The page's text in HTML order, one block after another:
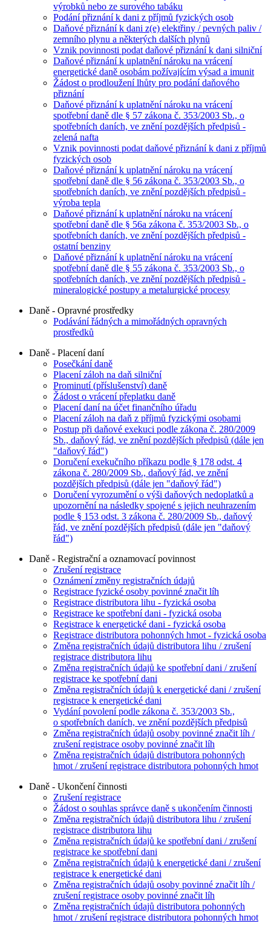
výrobků nebo ze surového tabáku
Podání přiznání k dani z příjmů fyzických osob
Daňové přiznání k dani z(e) elektřiny / pevných paliv /
zemního plynu a některých dalších plynů
Vznik povinnosti podat daňové přiznání k dani silniční
Daňové přiznání k uplatnění nároku na vrácení
energetické daně osobám požívajícím výsad a imunit
Žádost o prodloužení lhůty pro podání daňového
přiznání
Daňové přiznání k uplatnění nároku na vrácení
spotřební daně dle § 57 zákona č. 353/2003 Sb., o
spotřebních daních, ve znění pozdějších předpisů -
zelená nafta
Vznik povinnosti podat daňové přiznání k dani z příjmů
fyzických osob
Daňové přiznání k uplatnění nároku na vrácení
spotřební daně dle § 56 zákona č. 353/2003 Sb., o
spotřebních daních, ve znění pozdějších předpisů -
výroba tepla
Daňové přiznání k uplatnění nároku na vrácení
spotřební daně dle § 56a zákona č. 353/2003 Sb., o
spotřebních daních, ve znění pozdějších předpisů -
ostatní benziny
Daňové přiznání k uplatnění nároku na vrácení
spotřební daně dle § 55 zákona č. 353/2003 Sb., o
spotřebních daních, ve znění pozdějších předpisů -
mineralogické postupy a metalurgické procesy
Daně - Opravné prostředky
Podávání řádných a mimořádných opravných
prostředků
Daně - Placení daní
Posečkání daně
Placení záloh na daň silniční
Prominutí (příslušenství) daně
Žádost o vrácení přeplatku daně
Placení daní na účet finančního úřadu
Placení záloh na daň z příjmů fyzickými osobami
Postup při daňové exekuci podle zákona č. 280/2009
Sb., daňový řád, ve znění pozdějších předpisů (dále jen
"daňový řád")
Doručení exekučního příkazu podle § 178 odst. 4
zákona č. 280/2009 Sb., daňový řád, ve znění
pozdějších předpisů (dále jen "daňový řád")
Doručení vyrozumění o výši daňových nedoplatků a
upozornění na následky spojené s jejich neuhrazením
podle § 153 odst. 3 zákona č. 280/2009 Sb., daňový
řád, ve znění pozdějších předpisů (dále jen "daňový
řád")
Daně - Registrační a oznamovací povinnost
Zrušení registrace
Oznámení změny registračních údajů
Registrace fyzické osoby povinné značit líh
Registrace distributora lihu - fyzická osoba
Registrace ke spotřební dani - fyzická osoba
Registrace k energetické dani - fyzická osoba
Registrace distributora pohonných hmot - fyzická osoba
Změna registračních údajů distributora lihu / zrušení
registrace distributora lihu
Změna registračních údajů ke spotřební dani / zrušení
registrace ke spotřební dani
Změna registračních údajů k energetické dani / zrušení
registrace k energetické dani
Vydání povolení podle zákona č. 353/2003 Sb.,
o spotřebních daních, ve znění pozdějších předpisů
Změna registračních údajů osoby povinné značit líh /
zrušení registrace osoby povinné značit líh
Změna registračních údajů distributora pohonných
hmot / zrušení registrace distributora pohonných hmot
Daně - Ukončení činnosti
Zrušení registrace
Žádost o souhlas správce daně s ukončením činnosti
Změna registračních údajů distributora lihu / zrušení
registrace distributora lihu
Změna registračních údajů ke spotřební dani / zrušení
registrace ke spotřební dani
Změna registračních údajů k energetické dani / zrušení
registrace k energetické dani
Změna registračních údajů osoby povinné značit líh /
zrušení registrace osoby povinné značit líh
Změna registračních údajů distributora pohonných
hmot / zrušení registrace distributora pohonných hmot